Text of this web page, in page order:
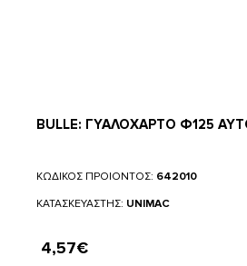
BULLE: ΓΥΑΛΟΧΑΡΤΟ Φ125
ΚΩΔΙΚΟΣ ΠΡΟΙΟΝΤΟΣ: 642010
ΚΑΤΑΣΚΕΥΑΣΤΗΣ: UNIMAC
4,57€